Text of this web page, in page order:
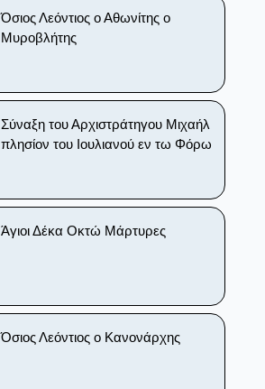
Όσιος Λεόντιος ο Αθωνίτης ο
Μυροβλήτης
Σύναξη του Αρχιστράτηγου Μιχαήλ
πλησίον του Ιουλιανού εν τω Φόρω
Άγιοι Δέκα Οκτώ Μάρτυρες
Όσιος Λεόντιος ο Κανονάρχης